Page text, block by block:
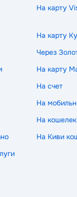
На карту
На карту
Через
На карту
На счет
На
На
На Киви